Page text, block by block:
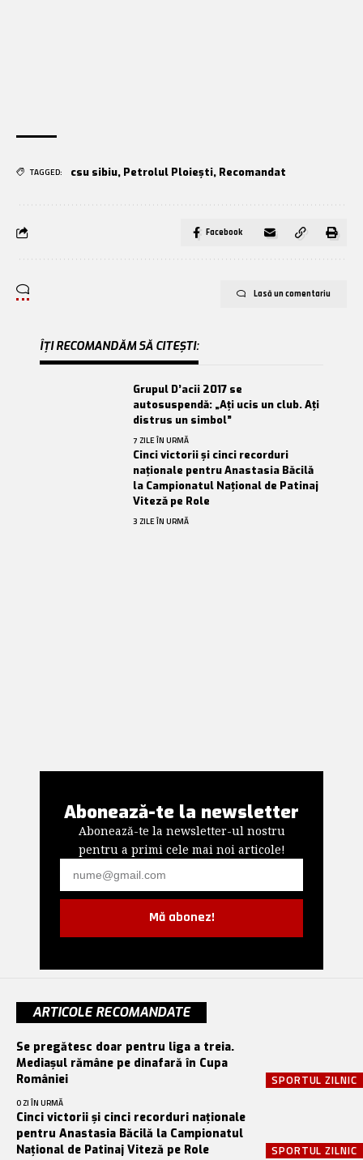
TAGGED: csu sibiu, Petrolul Ploiești, Recomandat
Facebook
Lasă un comentariu
ÎȚI RECOMANDĂM SĂ CITEȘTI:
Grupul D’acii 2017 se
autosuspendă: „Ați ucis un club. Ați
distrus un simbol”
7 ZILE ÎN URMĂ
Cinci victorii și cinci recorduri
naționale pentru Anastasia Băcilă
la Campionatul Național de Patinaj
Viteză pe Role
3 ZILE ÎN URMĂ
Abonează-te la newsletter
Abonează-te la newsletter-ul nostru
pentru a primi cele mai noi articole!
Mă abonez!
ARTICOLE RECOMANDATE
SPORTUL ZILNIC
Se pregătesc doar pentru liga a treia.
Mediașul rămâne pe dinafară în Cupa
României
O ZI ÎN URMĂ
SPORTUL ZILNIC
Cinci victorii și cinci recorduri naționale
pentru Anastasia Băcilă la Campionatul
Național de Patinaj Viteză pe Role